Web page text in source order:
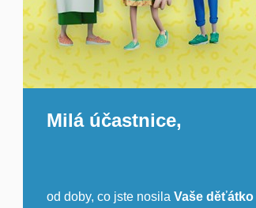
Milá účastnice,
od doby, co jste nosila Vaše děťátko